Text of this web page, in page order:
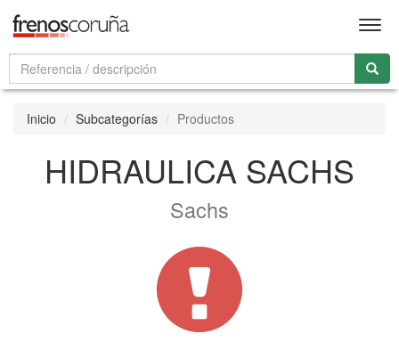
Inicio Subcategorías Productos
HIDRAULICA SACHS
Sachs